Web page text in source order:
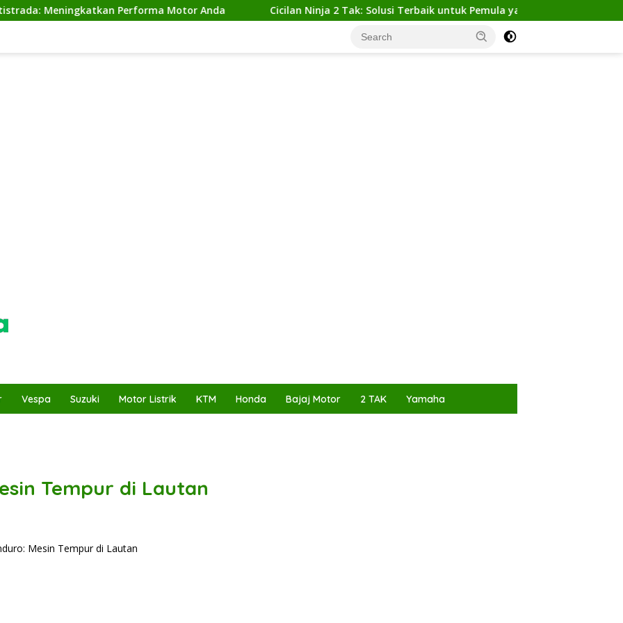
Performa Motor Anda Cicilan Ninja 2 Tak: Solusi Terbaik untuk Pemula yang Ingin Tampil Gagah
Vespa Suzuki Motor Listrik KTM Honda Bajaj Motor 2 TAK Yamaha
Tempur di Lautan